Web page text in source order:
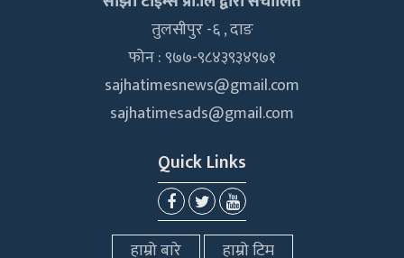
तुलसीपुर -६ , दाङ
फोन : ९७७-९८४३९३४९७१
sajhatimesnews@gmail.com
sajhatimesads@gmail.com
Quick Links
हाम्रो बारे हाम्रो टिम